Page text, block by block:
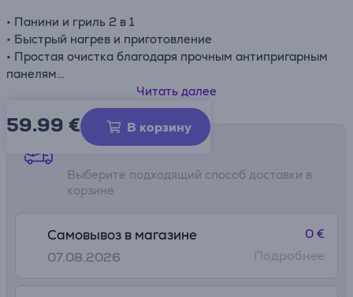
• Панини и гриль 2 в 1
• Быстрый нагрев и приготовление
• Простая очистка благодаря прочным антипригарным
панелям
• Пригодность для ремонта в течение 15 лет: запчасти
доступны в 6200 сервисных центрах Tefal по всему
миру быстро и недорого в течение долгих лет – это
часть обязательства производителя по защите
окружающей среды и снижению отходов
Читать далее
59.99 € В корзину
Способы доставки
Выберите подходящий способ доставки в
корзине
Самовывоз в магазине
07.08.2026
0 €
Подробнее